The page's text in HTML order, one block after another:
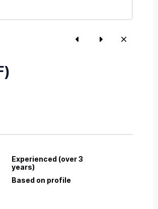
Experienced (over 3
years)
Based on profile